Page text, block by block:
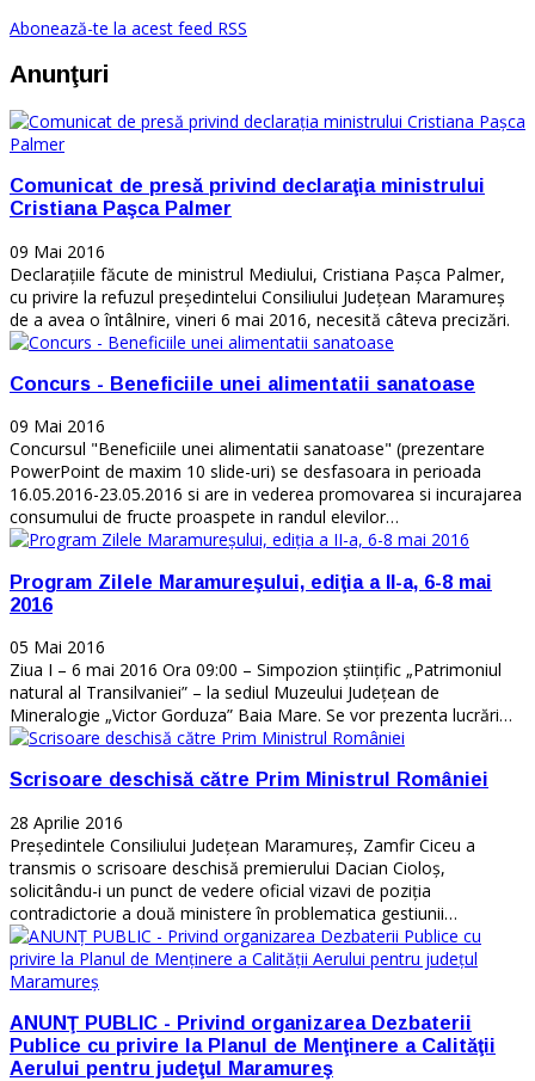
Abonează-te la acest feed RSS
Anunţuri
Comunicat de presă privind declaraţia ministrului
Cristiana Paşca Palmer
09 Mai 2016
Declaraţiile făcute de ministrul Mediului, Cristiana Paşca Palmer,
cu privire la refuzul preşedintelui Consiliului Judeţean Maramureş
de a avea o întâlnire, vineri 6 mai 2016, necesită câteva precizări.
Concurs - Beneficiile unei alimentatii sanatoase
09 Mai 2016
Concursul "Beneficiile unei alimentatii sanatoase" (prezentare
PowerPoint de maxim 10 slide-uri) se desfasoara in perioada
16.05.2016-23.05.2016 si are in vederea promovarea si incurajarea
consumului de fructe proaspete in randul elevilor…
Program Zilele Maramureşului, ediţia a II-a, 6-8 mai
2016
05 Mai 2016
Ziua I – 6 mai 2016 Ora 09:00 – Simpozion ştiinţific „Patrimoniul
natural al Transilvaniei” – la sediul Muzeului Judeţean de
Mineralogie „Victor Gorduza” Baia Mare. Se vor prezenta lucrări…
Scrisoare deschisă către Prim Ministrul României
28 Aprilie 2016
Preşedintele Consiliului Judeţean Maramureş, Zamfir Ciceu a
transmis o scrisoare deschisă premierului Dacian Cioloş,
solicitându-i un punct de vedere oficial vizavi de poziţia
contradictorie a două ministere în problematica gestiunii…
ANUNŢ PUBLIC - Privind organizarea Dezbaterii
Publice cu privire la Planul de Menţinere a Calităţii
Aerului pentru judeţul Maramureş